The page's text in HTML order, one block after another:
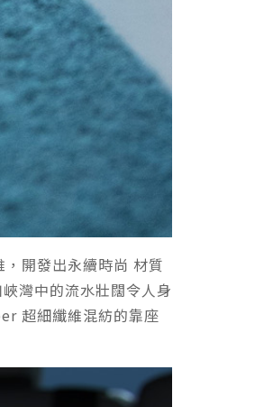
開發出永續時尚 材質
灣中的流水壯闊令人身
超細纖維混紡的靠座